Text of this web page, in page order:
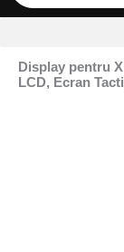
Display pentru
LCD, Ecran